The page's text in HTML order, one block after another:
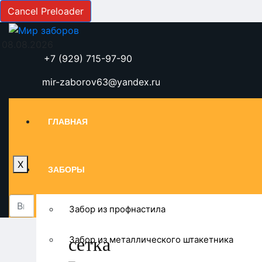
Cancel Preloader
+7 (929) 715-97-90
mir-zaborov63@yandex.ru
ГЛАВНАЯ
ЗАБОРЫ
Забор из профнастила
Забор из металлического штакетника
X
сетка